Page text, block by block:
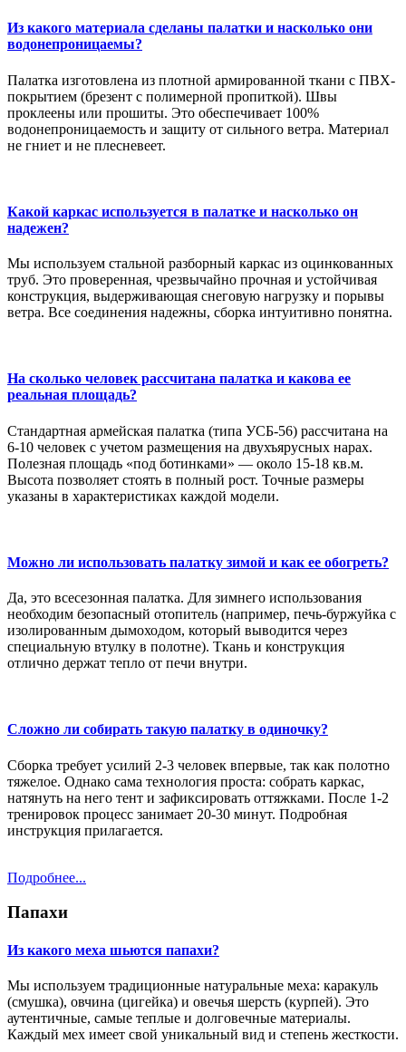
Из какого материала сделаны палатки и насколько они
водонепроницаемы?
Палатка изготовлена из плотной армированной ткани с ПВХ-
покрытием (брезент с полимерной пропиткой). Швы
проклеены или прошиты. Это обеспечивает 100%
водонепроницаемость и защиту от сильного ветра. Материал
не гниет и не плесневеет.
Какой каркас используется в палатке и насколько он
надежен?
Мы используем стальной разборный каркас из оцинкованных
труб. Это проверенная, чрезвычайно прочная и устойчивая
конструкция, выдерживающая снеговую нагрузку и порывы
ветра. Все соединения надежны, сборка интуитивно понятна.
На сколько человек рассчитана палатка и какова ее
реальная площадь?
Стандартная армейская палатка (типа УСБ-56) рассчитана на
6-10 человек с учетом размещения на двухъярусных нарах.
Полезная площадь «под ботинками» — около 15-18 кв.м.
Высота позволяет стоять в полный рост. Точные размеры
указаны в характеристиках каждой модели.
Можно ли использовать палатку зимой и как ее обогреть?
Да, это всесезонная палатка. Для зимнего использования
необходим безопасный отопитель (например, печь-буржуйка с
изолированным дымоходом, который выводится через
специальную втулку в полотне). Ткань и конструкция
отлично держат тепло от печи внутри.
Сложно ли собирать такую палатку в одиночку?
Сборка требует усилий 2-3 человек впервые, так как полотно
тяжелое. Однако сама технология проста: собрать каркас,
натянуть на него тент и зафиксировать оттяжками. После 1-2
тренировок процесс занимает 20-30 минут. Подробная
инструкция прилагается.
Подробнее...
Папахи
Из какого меха шьются папахи?
Мы используем традиционные натуральные меха: каракуль
(смушка), овчина (цигейка) и овечья шерсть (курпей). Это
аутентичные, самые теплые и долговечные материалы.
Каждый мех имеет свой уникальный вид и степень жесткости.